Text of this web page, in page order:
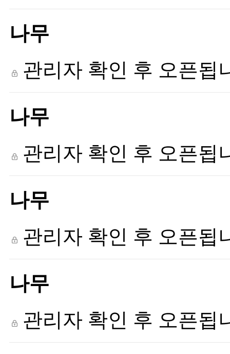
나무
관리자 확인 후 오픈됩
나무
관리자 확인 후 오픈됩
나무
관리자 확인 후 오픈됩
나무
관리자 확인 후 오픈됩